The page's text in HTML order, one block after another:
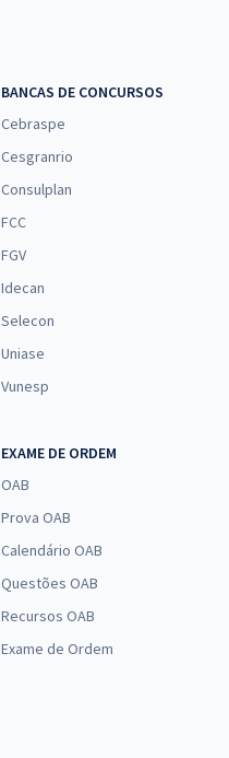
BANCAS DE CONCURSOS
Cebraspe
Cesgranrio
Consulplan
FCC
FGV
Idecan
Selecon
Uniase
Vunesp
EXAME DE ORDEM
OAB
Prova OAB
Calendário OAB
Questões OAB
Recursos OAB
Exame de Ordem